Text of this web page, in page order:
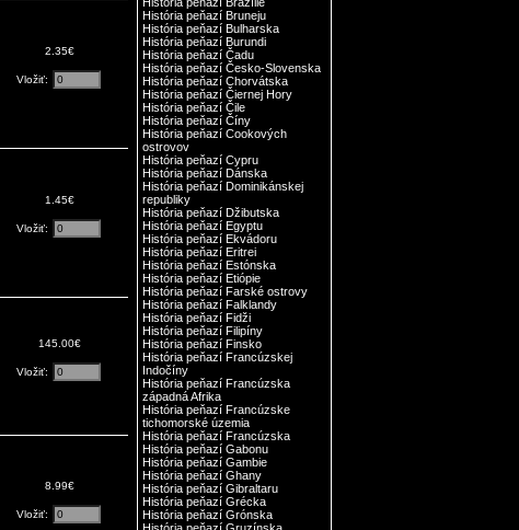
2.35€
Vložiť:
1.45€
Vložiť:
145.00€
Vložiť:
8.99€
Vložiť:
História peňazí Bruneju
História peňazí Bulharska
História peňazí Burundi
História peňazí Čadu
História peňazí Česko-Slovenska
História peňazí Chorvátska
História peňazí Čiernej Hory
História peňazí Čile
História peňazí Číny
História peňazí Cookových
ostrovov
História peňazí Cypru
História peňazí Dánska
História peňazí Dominikánskej
republiky
História peňazí Džibutska
História peňazí Egyptu
História peňazí Ekvádoru
História peňazí Eritrei
História peňazí Estónska
História peňazí Etiópie
História peňazí Farské ostrovy
História peňazí Falklandy
História peňazí Fidži
História peňazí Filipíny
História peňazí Finsko
História peňazí Francúzskej
Indočíny
História peňazí Francúzska
západná Afrika
História peňazí Francúzske
tichomorské územia
História peňazí Francúzska
História peňazí Gabonu
História peňazí Gambie
História peňazí Ghany
História peňazí Gibraltaru
História peňazí Grécka
História peňazí Grónska